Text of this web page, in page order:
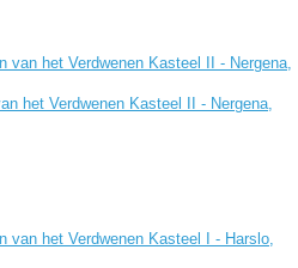
het Verdwenen Kasteel II - Nergena,